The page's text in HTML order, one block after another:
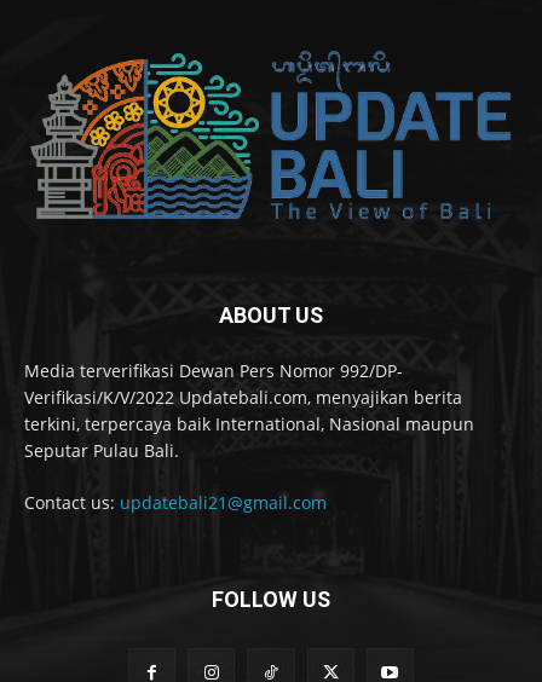
ABOUT US
Media terverifikasi Dewan Pers Nomor 992/DP-
Verifikasi/K/V/2022 Updatebali.com, menyajikan berita
terkini, terpercaya baik International, Nasional maupun
Seputar Pulau Bali.
Contact us: updatebali21@gmail.com
FOLLOW US